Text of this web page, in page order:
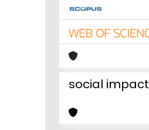
social impact